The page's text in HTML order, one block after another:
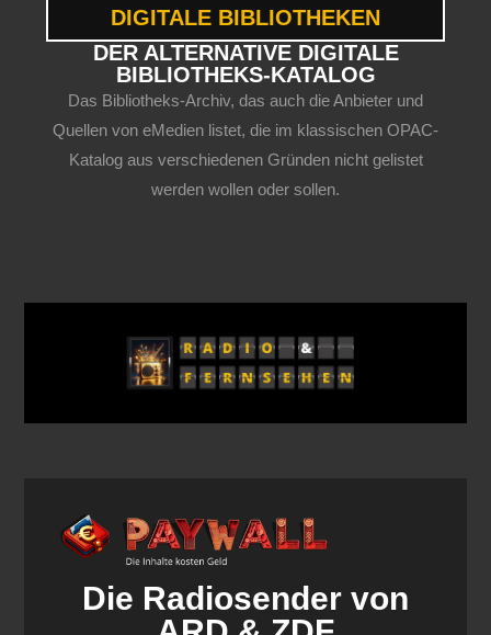
DIGITALE BIBLIOTHEKEN
DER ALTERNATIVE DIGITALE
BIBLIOTHEKS-KATALOG
Das Bibliotheks-Archiv, das auch die Anbieter und
Quellen von eMedien listet, die im klassischen OPAC-
Katalog aus verschiedenen Gründen nicht gelistet
werden wollen oder sollen.
Die Radiosender von